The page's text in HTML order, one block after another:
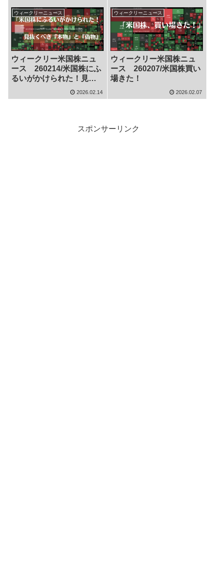
ウィークリーニュース
ウィークリー米国株ニュ
ース 260214/米国株にふ
るいがかけられた！見抜
くべき『本物』と『偽
物』
2026.02.14
ウィークリーニュース
ウィークリー米国株ニュ
ース 260207/米国株買い
場きた！
2026.02.07
スポンサーリンク